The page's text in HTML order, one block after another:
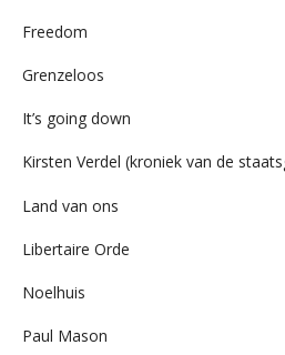
Freedom
Grenzeloos
It’s going down
Kirsten Verdel (kroniek van de
Land van ons
Libertaire Orde
Noelhuis
Paul Mason